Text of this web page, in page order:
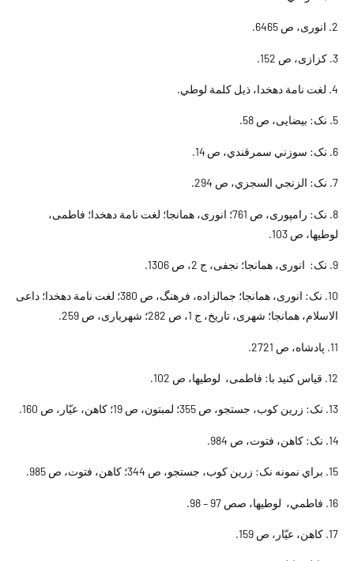
2. انورى، ص 6465.
3. كزازى، ص 152.
4. لغت نامة دهخدا، ذيل کلمة لوطي.
5. نک: بيضايى، ص 58.
6. نک: سوزني سمرقندي، ص 14.
7. نک: الزنجي السجزي، ص 294.
8. نک: رامپورى، ص 761؛ انورى، همانجا؛ لغت نامة دهخدا؛ فاطمى،
لوطيها، ص 103.
9. نک: انورى، همانجا؛ نجفى، ج 2، ص 1306.
10. نک: انورى، همانجا؛ جمال‏زاده، فرهنگ، ص 380؛ لغت نامة دهخدا؛ داعى
الاسلام، همانجا؛ شهرى، تاريخ، ج 1، ص 282؛ شهريارى، ص 259.
11. پادشاه، ص 2721.
12. قياس کنيد با: فاطمى، لوطيها، ص 102.
13. نک: زرين کوب، جستجو، ص 355؛ لمبتون، ص 19؛ کاهن، عيّار، ص 160.
14. نک: کاهن، فتوت، ص 984.
15. براي نمونه نک: زرين کوب، جستجو، ص 344؛ کاهن، فتوت، ص 985.
16. فاطمي، لوطيها، صص 97 – 98.
17. کاهن، عيّار، ص 159.